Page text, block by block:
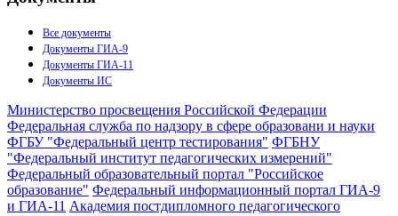
Все документы
Документы ГИА-9
Документы ГИА-11
Документы ИС
Министерство просвещения Российской Федерации
Федеральная служба по надзору в сфере образовани и науки
ФГБУ "Федеральный центр тестирования" ФГБНУ
"Федеральный институт педагогических измерений"
Федеральный образовательный портал "Российское
образование" Федеральный информационный портал ГИА-9
и ГИА-11 Академия постдипломного педагогического